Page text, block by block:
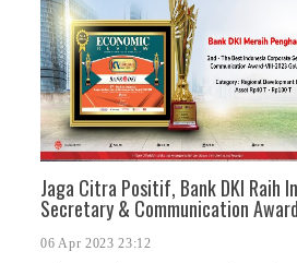
Jaga Citra Positif, Bank DKI Raih
Secretary & Communication
06 Apr 2023 23:12